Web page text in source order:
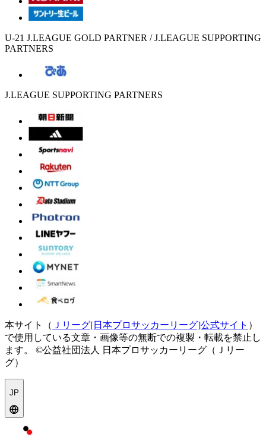
U-21 J.LEAGUE GOLD PARTNER / J.LEAGUE SUPPORTING
PARTNERS
J.LEAGUE SUPPORTING PARTNERS
本サイト（ Ｊリーグ[日本プロサッカーリーグ]公式サイト ）
で使用している文章・画像等の無断での複製・転載を禁止し
ます。
©公益社団法人 日本プロサッカーリーグ（Ｊリー
グ）
JP